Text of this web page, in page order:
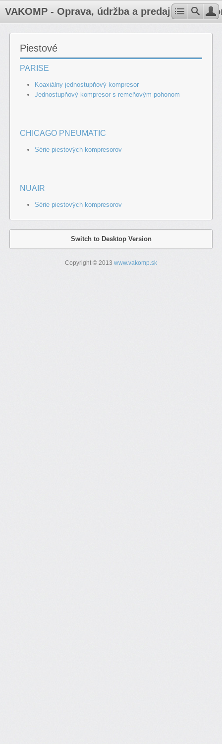
VAKOMP - Oprava, údržba a predaj
Piestové
PARISE
Koaxiálny jednostupňový kompresor
Jednostupňový kompresor s remeňovým pohonom
CHICAGO PNEUMATIC
Série piestových kompresorov
NUAIR
Série piestových kompresorov
Switch to Desktop Version
Copyright © 2013 www.vakomp.sk